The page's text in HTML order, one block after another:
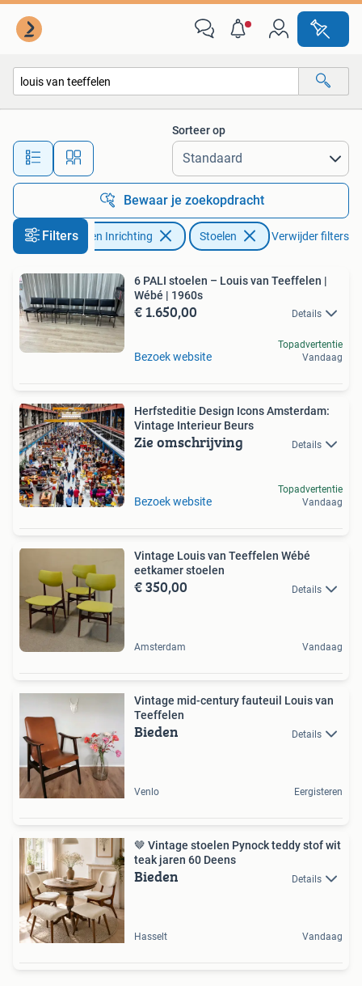
Alle afstanden…
Sorteer op
Bewaar je zoekopdracht
FiltersHuis en Inrichting Stoelen Verwijder filters
6 PALI stoelen – Louis van Teeffelen |
Wébé | 1960s
€ 1.650,00 Details
Bezoek website
Topadvertentie
Vandaag
Herfsteditie Design Icons Amsterdam:
Vintage Interieur Beurs
Zie omschrijving Details
Bezoek website
Topadvertentie
Vandaag
Vintage Louis van Teeffelen Wébé
eetkamer stoelen
€ 350,00 Details
Amsterdam Vandaag
Vintage mid-century fauteuil Louis van
Teeffelen
Bieden Details
Venlo Eergisteren
🤎 Vintage stoelen Pynock teddy stof wit
teak jaren 60 Deens
Bieden Details
Hasselt Vandaag